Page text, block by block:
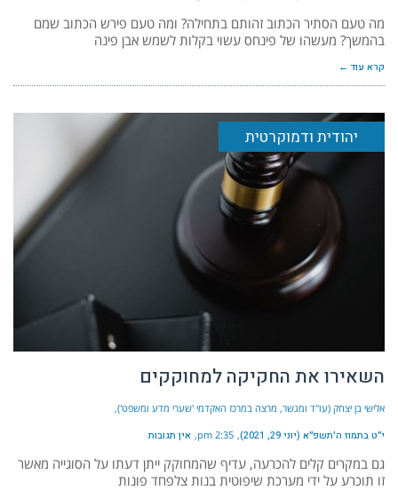
מה טעם הסתיר הכתוב זהותם בתחילה? ומה טעם פירש הכתוב שמם
בהמשך? מעשהו של פינחס עשוי בקלות לשמש אבן פינה
קרא עוד ←
יהודית ודמוקרטית
השאירו את החקיקה למחוקקים
אלישי בן יצחק (עו"ד ומגשר, מרצה במרכז האקדמי 'שערי מדע ומשפט')
י״ט בתמוז ה׳תשפ״א (יוני 29, 2021) 2:35 pm אין תגובות
גם במקרים קלים להכרעה, עדיף שהמחוקק ייתן דעתו על הסוגייה מאשר
זו תוכרע על ידי מערכת שיפוטית בנות צלפחד פונות